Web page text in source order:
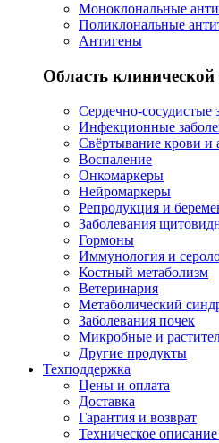
Моноклональные
Поликлональные
Антигены
Область клинической
Сердечно-сосудистые
Инфекционные
Свёртывание крови и
Воспаление
Онкомаркеры
Нейромаркеры
Репродукция и
Заболевания
Гормоны
Иммунология и
Костный метаболизм
Ветеринария
Метаболический
Заболевания почек
Микробные и
Другие продукты
Техподдержка
Цены и оплата
Доставка
Гарантия и возврат
Техническое